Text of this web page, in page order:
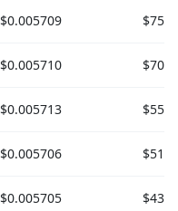
$0.005709
$0.005710
$0.005713
$0.005706
$0.005705